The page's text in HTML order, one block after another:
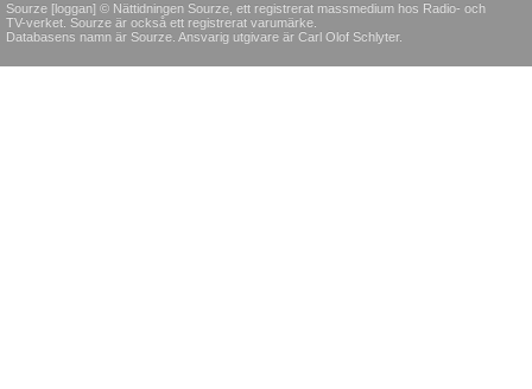
Sourze [loggan] © Nättidningen Sourze, ett registrerat massmedium hos Radio- och
TV-verket. Sourze är också ett registrerat varumärke.
Databasens namn är Sourze. Ansvarig utgivare är Carl Olof Schlyter.